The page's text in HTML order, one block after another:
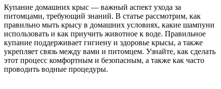
Купание домашних крыс — важный аспект ухода за
питомцами, требующий знаний. В статье рассмотрим, как
правильно мыть крысу в домашних условиях, какие шампуни
использовать и как приучить животное к воде. Правильное
купание поддерживает гигиену и здоровье крысы, а также
укрепляет связь между вами и питомцем. Узнайте, как сделать
этот процесс комфортным и безопасным, а также как часто
проводить водные процедуры.